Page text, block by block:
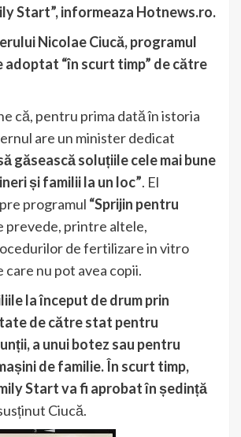
Start”, informeaza Hotnews.ro.
Nicolae Ciucă, programul
adoptat “în scurt timp” de către
că, pentru prima dată în istoria
are un minister dedicat
găsească soluțiile cele mai bune
și familii la un loc”. El
programul “Sprijin pentru
prevede, printre altele,
de fertilizare in vitro
nu pot avea copii.
la început de drum prin
de către stat pentru
a unui botez sau pentru
de familie. În scurt timp,
Start va fi aprobat în ședință
Ciucă.